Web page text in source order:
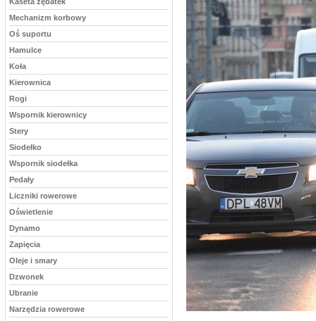
Mechanizm korbowy
Oś suportu
Hamulce
Koła
Kierownica
Rogi
Wspornik kierownicy
Stery
Siodełko
Wspornik siodełka
Pedały
Liczniki rowerowe
Oświetlenie
Dynamo
Zapięcia
Oleje i smary
Dzwonek
Ubranie
Narzędzia rowerowe